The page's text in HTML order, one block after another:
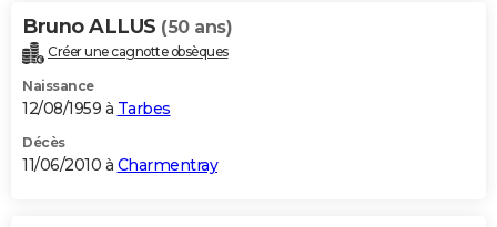
Bruno ALLUS (50 ans)
Créer une cagnotte obsèques
Naissance
12/08/1959 à Tarbes
Décès
11/06/2010 à Charmentray